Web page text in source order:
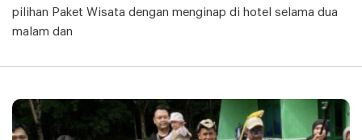
pilihan Paket Wisata dengan menginap di hotel selama dua
malam dan